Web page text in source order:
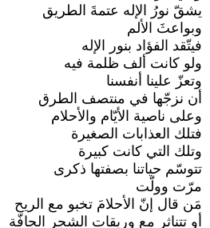
يشقّ نورُ الإله عتمةَ الطريق
وبواعثَ الألم
فيتّقد الفؤاد بنور الإله
ولو كانت ألف ظلمة فيه
وتعزّ علينا أنفسنا
أن نزجّها في منتصف الطرق
وعلى ناصية الأيّام والأحلام
فتلك العذابات الصغيرة
وتلك التي كانت كبيرة
تتوسّم حياتنا بصفتها ذكرى
مرّت وولّت
مَن قال إنّ الأحلامَ تخبو مع الريح
أو تتناثر مع وريقات الشجر الجافّة